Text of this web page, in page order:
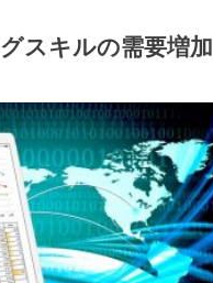
スキルの需要増加